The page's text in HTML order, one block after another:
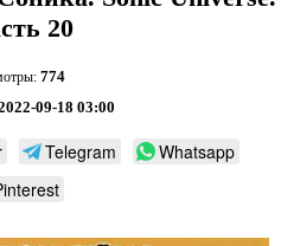
20
774
09-18 03:00
Telegram
Whatsapp